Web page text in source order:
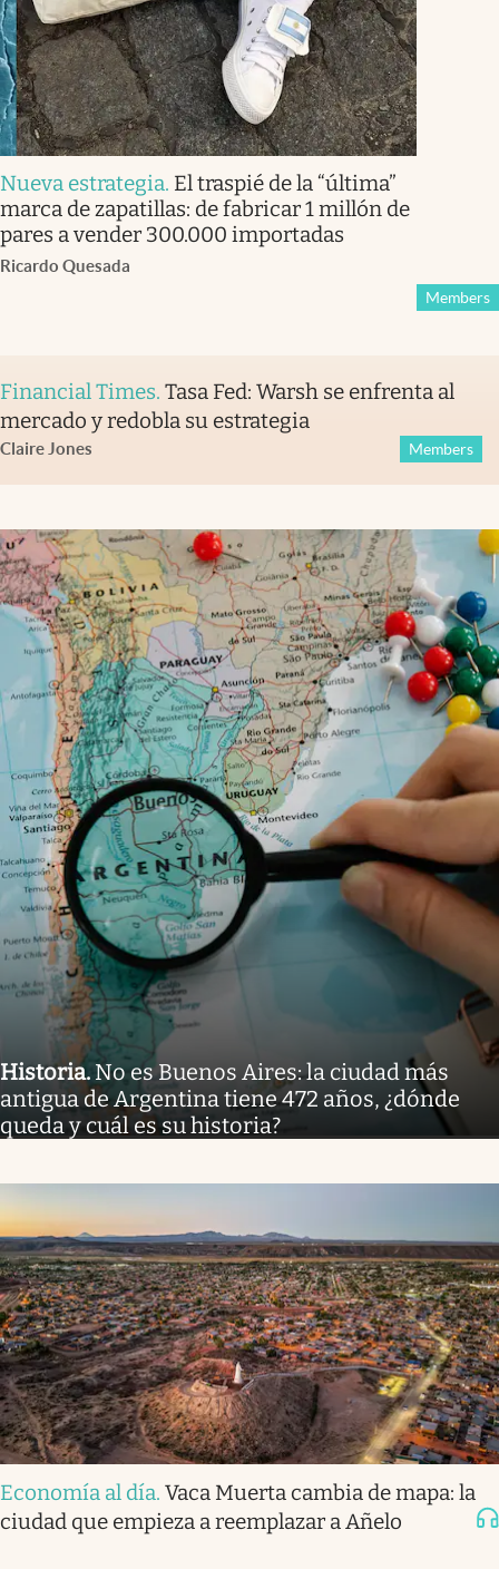
Nueva estrategia. El traspié de la “última”
marca de zapatillas: de fabricar 1 millón de
pares a vender 300.000 importadas
Ricardo Quesada
Members
Financial Times. Tasa Fed: Warsh se enfrenta al
mercado y redobla su estrategia
Claire Jones Members
Historia. No es Buenos Aires: la ciudad más
antigua de Argentina tiene 472 años, ¿dónde
queda y cuál es su historia?
Economía al día. Vaca Muerta cambia de mapa: la
ciudad que empieza a reemplazar a Añelo